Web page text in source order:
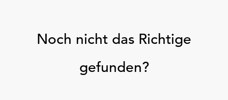
Noch nicht das Richtige
gefunden?